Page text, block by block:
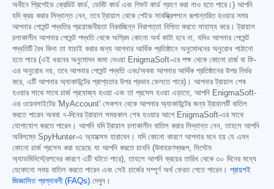
অধীনে প্রিপেইড ক্রেডিট কার্ড, ডেবিট কার্ড এবং গিফট কার্ড গ্রহণ করা নাও হতে পারে।) আপনি
যদি ক্রয় করার সিদ্ধান্ত নেন, তবে ট্রায়াল থেকে পেইড সাবস্ক্রিপশনে রূপান্তরিত হওয়ার সময়
আপনার পেমেন্ট পদ্ধতির প্রয়োজনীয়তা নিরবচ্ছিন্ন নিরাপত্তা নিশ্চিত করতে সাহায্য করে। ট্রায়াল
চলাকালীন আপনার পেমেন্ট পদ্ধতি থেকে অগ্রিম কোনো অর্থ কাটা হবে না, যদিও আপনার পেমেন্ট
পদ্ধতিটি বৈধ কিনা তা যাচাই করার জন্য আপনার আর্থিক প্রতিষ্ঠানে অনুমোদনের অনুরোধ পাঠানো
হতে পারে (এই ধরনের অনুমোদন জমা দেওয়া EnigmaSoft-এর পক্ষ থেকে কোনো চার্জ বা ফি-
এর অনুরোধ নয়, তবে আপনার পেমেন্ট পদ্ধতি এবং/অথবা আপনার আর্থিক প্রতিষ্ঠানের উপর নির্ভর
করে, এটি আপনার অ্যাকাউন্টের প্রাপ্যতার উপর প্রভাব ফেলতে পারে)। আপনার ট্রায়াল শেষ
হওয়ার সাথে সাথে চার্জ প্রযোজ্য হওয়া এবং তা প্রসেস হওয়া এড়াতে, আপনি EnigmaSoft-
এর ওয়েবসাইটের 'MyAccount' সেকশন থেকে আপনার অ্যাকাউন্টের জন্য ট্রায়ালটি বাতিল
করতে পারেন অথবা ৭-দিনের ট্রায়াল সময়কাল শেষ হওয়ার আগে EnigmaSoft-এর সাথে
যোগাযোগ করতে পারেন। আপনি যদি ট্রায়াল চলাকালীন বাতিল করার সিদ্ধান্ত নেন, তাহলে আপনি
অবিলম্বে SpyHunter-এ অ্যাক্সেস হারাবেন। যদি কোনো কারণে আপনার মনে হয় যে এমন
কোনো চার্জ প্রসেস করা হয়েছে যা আপনি করতে চাননি (উদাহরণস্বরূপ, সিস্টেম
অ্যাডমিনিস্ট্রেশনের কারণে এটি ঘটতে পারে), তাহলে আপনি ক্রয়ের তারিখ থেকে ৩০ দিনের মধ্যে
যেকোনো সময় বাতিল করতে পারেন এবং সেই চার্জের সম্পূর্ণ অর্থ ফেরত পেতে পারেন। প্রায়শই
জিজ্ঞাসিত প্রশ্নাবলী (FAQs) দেখুন।